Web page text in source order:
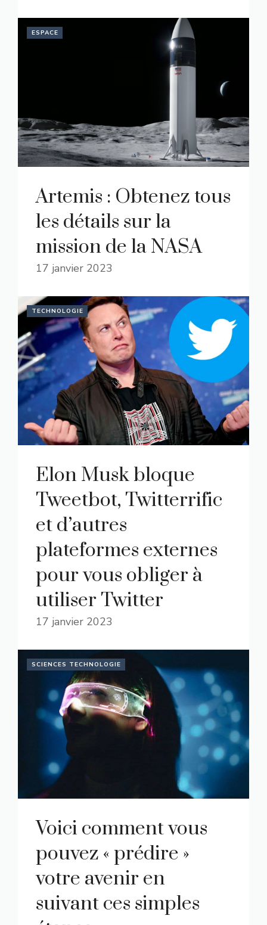
ESPACE
Artemis : Obtenez tous
les détails sur la
mission de la NASA
17 janvier 2023
TECHNOLOGIE
Elon Musk bloque
Tweetbot, Twitterrific
et d’autres
plateformes externes
pour vous obliger à
utiliser Twitter
17 janvier 2023
SCIENCES TECHNOLOGIE
Voici comment vous
pouvez « prédire »
votre avenir en
suivant ces simples